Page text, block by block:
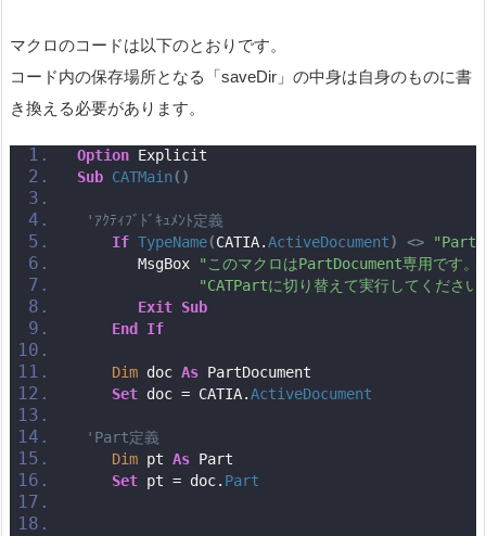
マクロのコードは以下のとおりです。
コード内の保存場所となる「saveDir」の中身は自身のものに書
き換える必要があります。
Option Explicit
Sub CATMain()
'ｱｸﾃｨﾌﾞﾄﾞｷｭﾒﾝﾄ定義
If TypeName(CATIA.ActiveDocument) <>
       MsgBox
"このマクロはPartDocument専用です。"
"CATPartに切り替えて実行してくださ
Exit Sub
End
If
Dim doc As PartDocument
Set doc = CATIA.ActiveDocument
'Part定義
Dim pt As Part
Set pt = doc. Part